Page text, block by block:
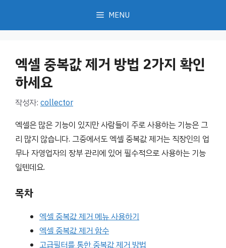
MENU
엑셀 중복값 제거 방법 2가지 확인
하세요
작성자: collector
엑셀은 많은 기능이 있지만 사람들이 주로 사용하는 기능은 그
리 많지 않습니다. 그중에서도 엑셀 중복값 제거는 직장인의 업
무나 자영업자의 장부 관리에 있어 필수적으로 사용하는 기능
일텐데요.
목차
엑셀 중복값 제거 메뉴 사용하기
엑셀 중복값 제거 함수
고급필터를 통한 중복값 제거 방법